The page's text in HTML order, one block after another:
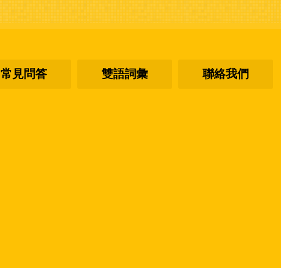
常見問答 雙語詞彙 聯絡我們